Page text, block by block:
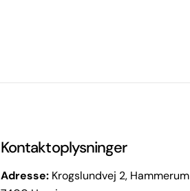
Kontaktoplysninger
Adresse:Krogslundvej 2, Hammerum